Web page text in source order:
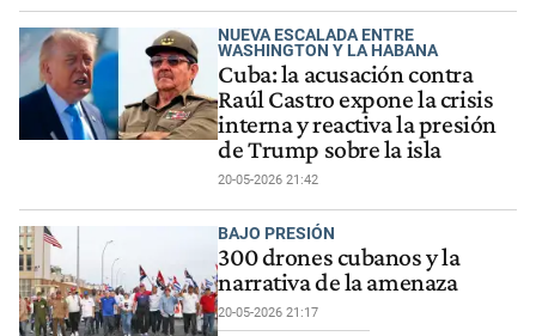
NUEVA ESCALADA ENTRE
WASHINGTON Y LA HABANA
Cuba: la acusación contra
Raúl Castro expone la crisis
interna y reactiva la presión
de Trump sobre la isla
20-05-2026 21:42
BAJO PRESIÓN
300 drones cubanos y la
narrativa de la amenaza
20-05-2026 21:17